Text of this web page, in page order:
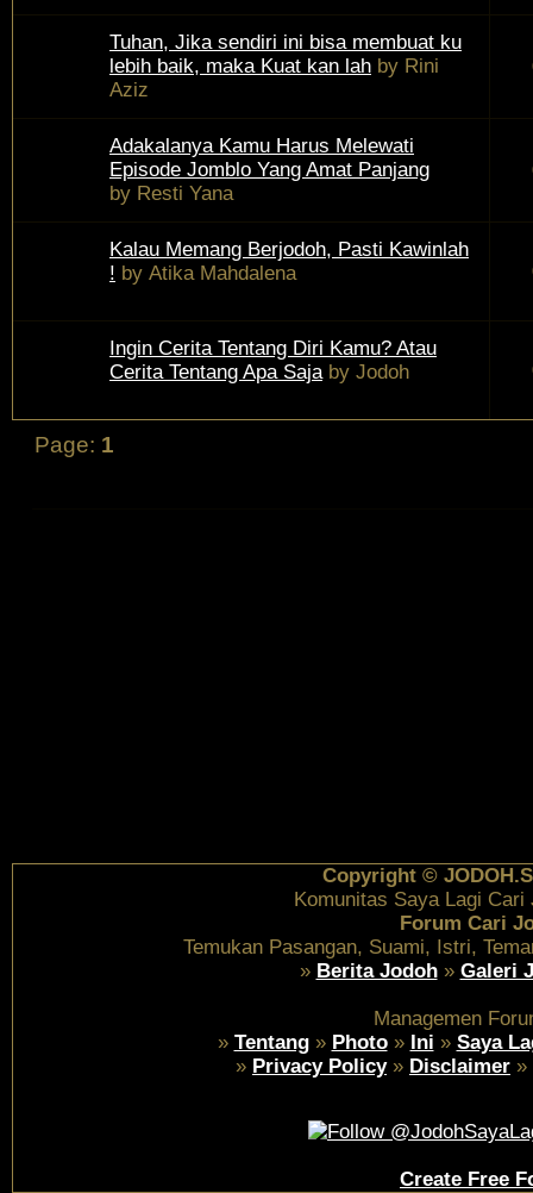
Tuhan, Jika sendiri ini bisa membuat ku
lebih baik, maka Kuat kan lah by Rini
Aziz
Adakalanya Kamu Harus Melewati
Episode Jomblo Yang Amat Panjang
by Resti Yana
Kalau Memang Berjodoh, Pasti Kawinlah
! by Atika Mahdalena
Ingin Cerita Tentang Diri Kamu? Atau
Cerita Tentang Apa Saja by Jodoh
Page: 1
Copyright ©
Komunitas Saya Lagi Cari
Forum Cari
Temukan Pasangan, Suami, Istri,
» Berita Jodoh» Galeri
Managemen
» Tentang» Photo» Ini » Saya
» Privacy Policy» Disclaimer »
Create Free